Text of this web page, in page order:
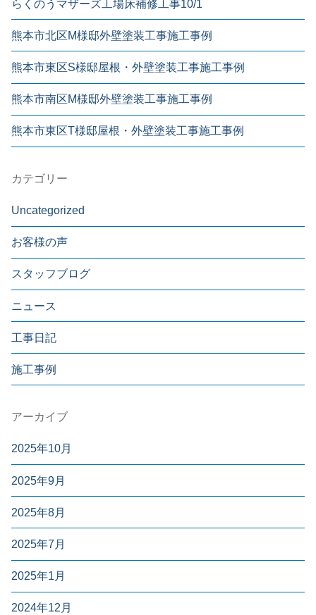
らくのうマザーズ工場床補修工事10/1
熊本市北区M様邸外壁塗装工事施工事例
熊本市東区S様邸屋根・外壁塗装工事施工事例
熊本市南区M様邸外壁塗装工事施工事例
熊本市東区T様邸屋根・外壁塗装工事施工事例
カテゴリー
Uncategorized
お客様の声
スタッフブログ
ニュース
工事日記
施工事例
アーカイブ
2025年10月
2025年9月
2025年8月
2025年7月
2025年1月
2024年12月